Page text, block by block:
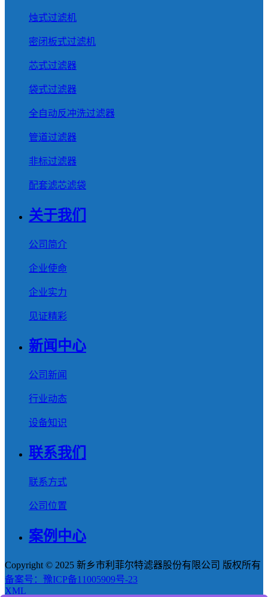
烛式过滤机
密闭板式过滤机
芯式过滤器
袋式过滤器
全自动反冲洗过滤器
管道过滤器
非标过滤器
配套滤芯滤袋
关于我们
公司简介
企业使命
企业实力
见证精彩
新闻中心
公司新闻
行业动态
设备知识
联系我们
联系方式
公司位置
案例中心
Copyright © 2025 新乡市利菲尔特滤器股份有限公司 版权所有
备案号：豫ICP备11005909号-23
XML